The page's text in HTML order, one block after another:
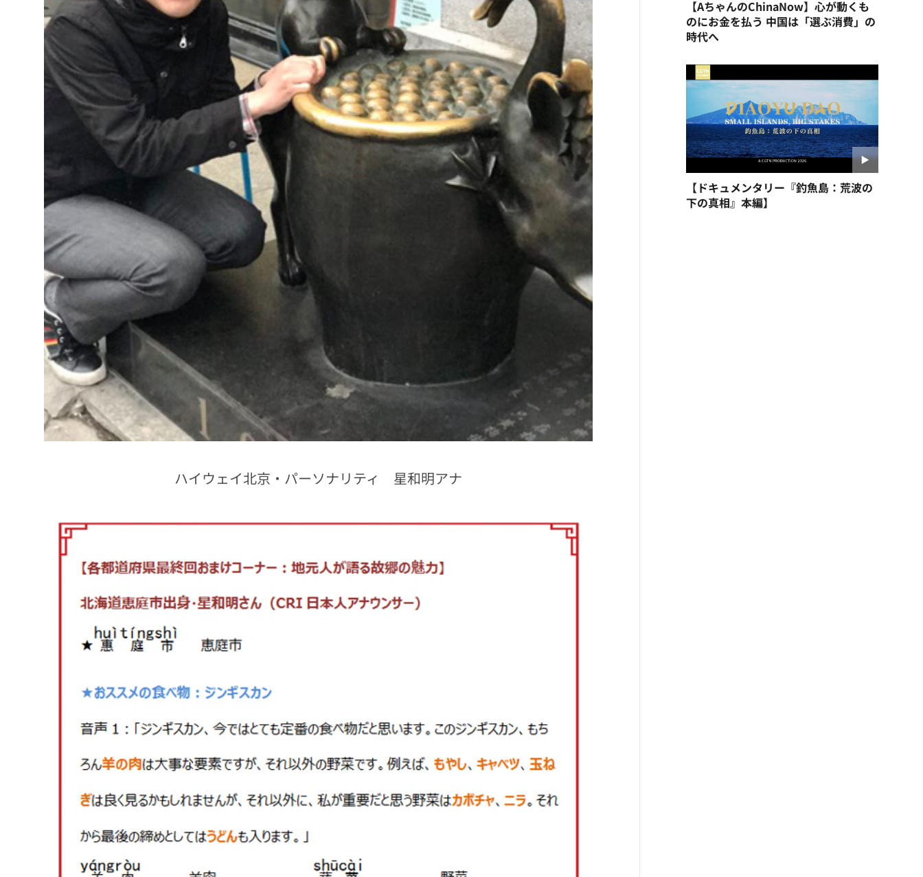
ハイウェイ北京・パーソナリティ 星和明アナ
【AちゃんのChinaNow】心が動くも
のにお金を払う 中国は「選ぶ消費」の
時代へ
【ドキュメンタリー『釣魚島：荒波の
下の真相』本編】